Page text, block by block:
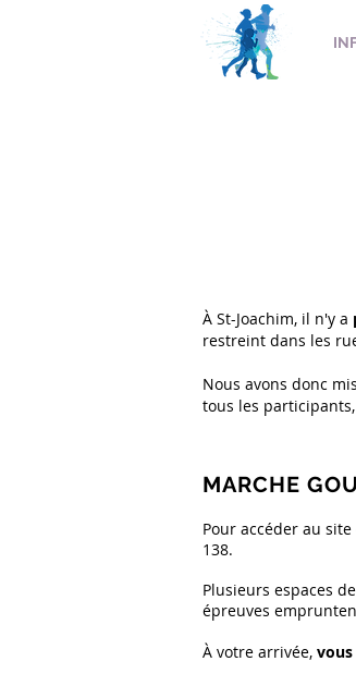
À St-Joachim, il n'y a
restreint dans les
Nous avons donc
tous les
MARCHE
Pour accéder au
138.
Plusieurs espaces
épreuves
À votre arrivée, vous